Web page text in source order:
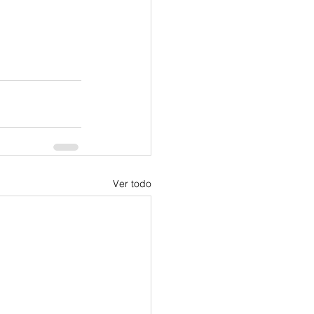
Ver todo